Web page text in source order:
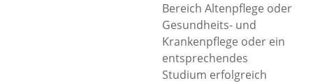
Bereich Altenpflege oder
Gesundheits- und
Krankenpflege oder ein
entsprechendes
Studium erfolgreich